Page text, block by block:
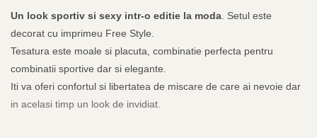
Un look sportiv si sexy intr-o editie la moda. Setul este
decorat cu imprimeu Free Style.
Tesatura este moale si placuta, combinatie perfecta pentru
combinatii sportive dar si elegante.
Iti va oferi confortul si libertatea de miscare de care ai nevoie dar
in acelasi timp un look de invidiat.